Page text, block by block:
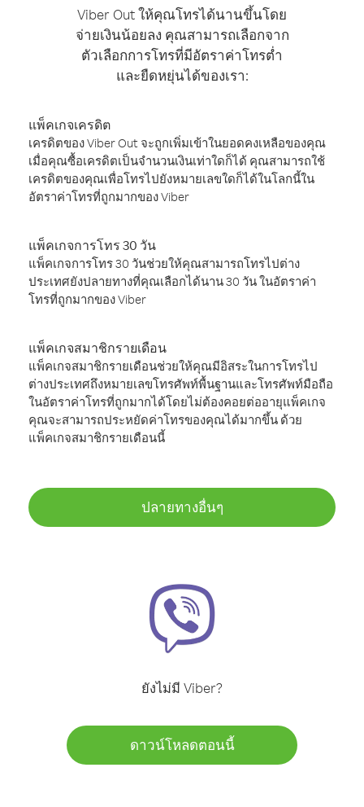
Viber Out ให้คุณโทรได้นานขึ้นโดย
จ่ายเงินน้อยลง คุณสามารถเลือกจาก
ตัวเลือกการโทรที่มีอัตราค่าโทรต่ำ
และยืดหยุ่นได้ของเรา:
แพ็คเกจเครดิต
เครดิตของ Viber Out จะถูกเพิ่มเข้าในยอดคงเหลือของคุณ
เมื่อคุณซื้อเครดิตเป็นจำนวนเงินเท่าใดก็ได้ คุณสามารถใช้
เครดิตของคุณเพื่อโทรไปยังหมายเลขใดก็ได้ในโลกนี้ใน
อัตราค่าโทรที่ถูกมากของ Viber
แพ็คเกจการโทร 30 วัน
แพ็คเกจการโทร 30 วันช่วยให้คุณสามารถโทรไปต่าง
ประเทศยังปลายทางที่คุณเลือกได้นาน 30 วัน ในอัตราค่า
โทรที่ถูกมากของ Viber
แพ็คเกจสมาชิกรายเดือน
แพ็คเกจสมาชิกรายเดือนช่วยให้คุณมีอิสระในการโทรไป
ต่างประเทศถึงหมายเลขโทรศัพท์พื้นฐานและโทรศัพท์มือถือ
ในอัตราค่าโทรที่ถูกมากได้โดยไม่ต้องคอยต่ออายุแพ็คเกจ
คุณจะสามารถประหยัดค่าโทรของคุณได้มากขึ้น ด้วย
แพ็คเกจสมาชิกรายเดือนนี้
ปลายทางอื่นๆ
ยังไม่มี Viber?
ดาวน์โหลดตอนนี้